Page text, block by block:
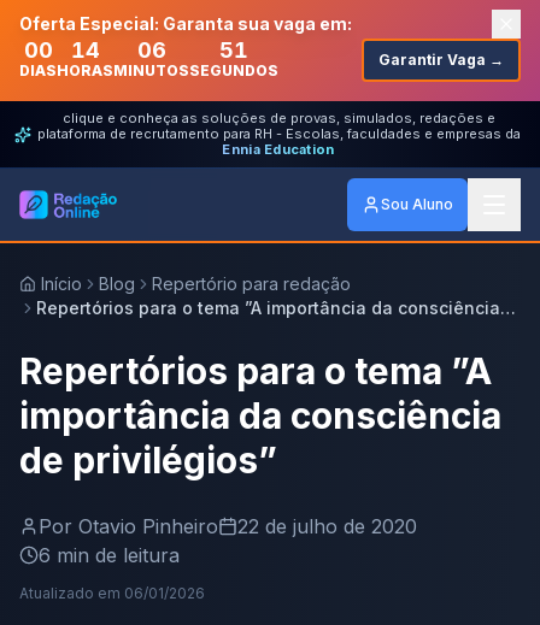
Oferta Especial: Garanta sua vaga em:
00
DIAS
14
HORAS
06
MINUTOS
51
SEGUNDOS
Garantir Vaga →
clique e conheça as soluções de provas, simulados, redações e
plataforma de recrutamento para RH - Escolas, faculdades e empresas da
Ennia Education
Sou Aluno
Início Blog
Repertório para redação
Repertórios para o tema ”A importância da consciência
Repertórios para o tema ”A
importância da consciência
de privilégios”
Por Otavio Pinheiro
22 de julho de 2020
6 min de leitura
Atualizado em 06/01/2026